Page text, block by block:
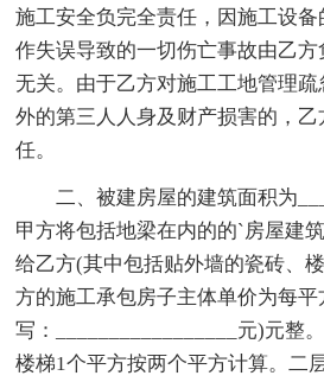
施工安全负完全责任，因施工设
作失误导致的一切伤亡事故由乙
无关。由于乙方对施工工地管理
外的第三人人身及财产损害的，
任。
二、被建房屋的建筑面积为
甲方将包括地梁在内的的`房屋建
给乙方(其中包括贴外墙的瓷砖、
方的施工承包房子主体单价为每平
写：_________________元)元整
楼梯1个平方按两个平方计算。二